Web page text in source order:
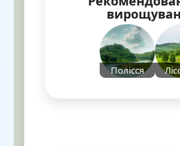
Полісся